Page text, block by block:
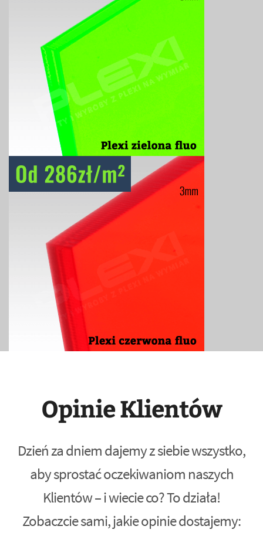
Opinie Klientów
Dzień za dniem dajemy z siebie wszystko,
aby sprostać oczekiwaniom naszych
Klientów – i wiecie co? To działa!
Zobaczcie sami, jakie opinie dostajemy: